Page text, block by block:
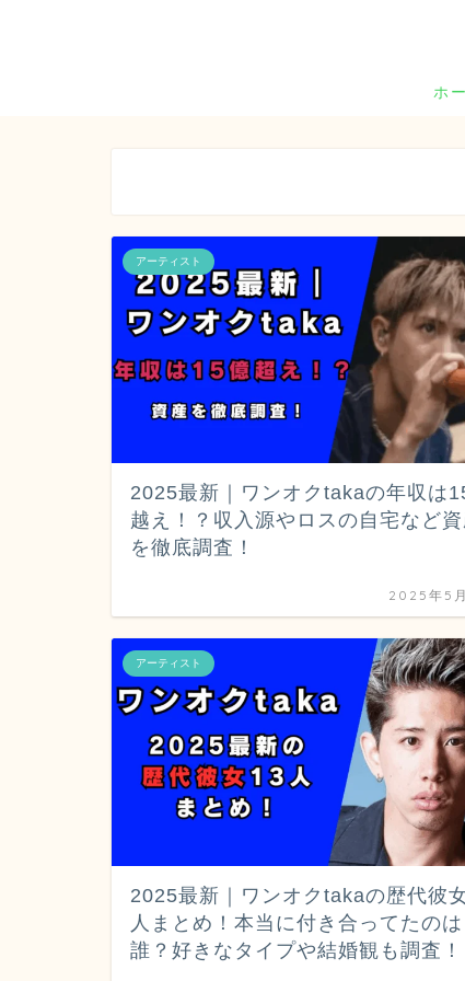
ホ
アーティスト
2025最新｜ワンオクtakaの年収は
越え！？収入源やロスの自宅など資
を徹底調査！
2025年5
アーティスト
2025最新｜ワンオクtakaの歴代彼
人まとめ！本当に付き合ってたのは
誰？好きなタイプや結婚観も調査！